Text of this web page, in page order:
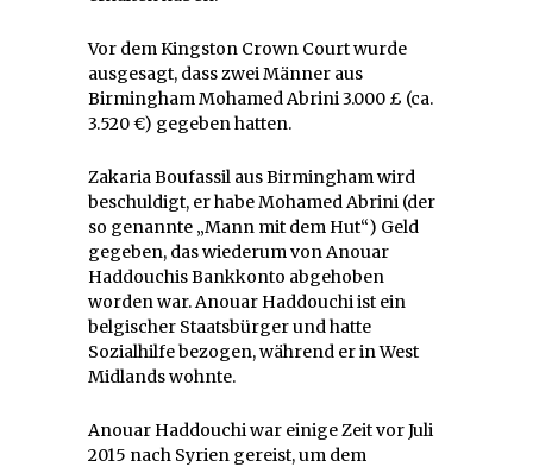
Vor dem Kingston Crown Court wurde
ausgesagt, dass zwei Männer aus
Birmingham Mohamed Abrini 3.000 £ (ca.
3.520 €) gegeben hatten.
Zakaria Boufassil aus Birmingham wird
beschuldigt, er habe Mohamed Abrini (der
so genannte „Mann mit dem Hut“) Geld
gegeben, das wiederum von Anouar
Haddouchis Bankkonto abgehoben
worden war. Anouar Haddouchi ist ein
belgischer Staatsbürger und hatte
Sozialhilfe bezogen, während er in West
Midlands wohnte.
Anouar Haddouchi war einige Zeit vor Juli
2015 nach Syrien gereist, um dem